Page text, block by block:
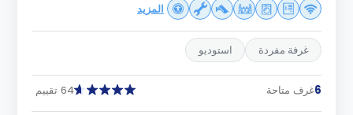
المزيد
غرفة مفردة استوديو
6غرف متاحة 64 تقييم